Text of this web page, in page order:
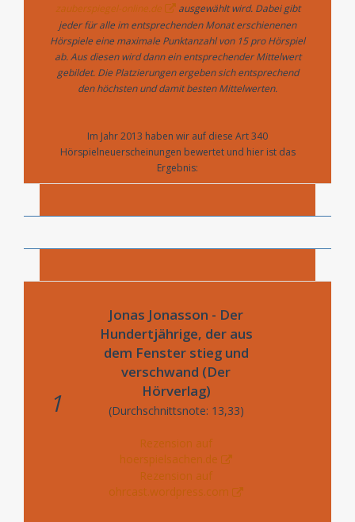
zauberspiegel-online.de
ausgewählt wird. Dabei gibt
jeder für alle im entsprechenden Monat erschienenen
Hörspiele eine maximale Punktanzahl von 15 pro Hörspiel
ab. Aus diesen wird dann ein entsprechender Mittelwert
gebildet. Die Platzierungen ergeben sich entsprechend
den höchsten und damit besten Mittelwerten.
Im Jahr 2013 haben wir auf diese Art 340
Hörspielneuerscheinungen bewertet und hier ist das
Ergebnis:
1
Jonas Jonasson - Der
Hundertjährige, der aus
dem Fenster stieg und
verschwand (Der
Hörverlag)
(Durchschnittsnote: 13,33)
Rezension auf
hoerspielsachen.de
Rezension auf
ohrcast.wordpress.com